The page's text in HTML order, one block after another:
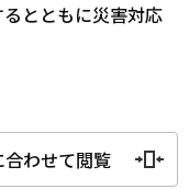
とともに災害対応
わせて閲覧